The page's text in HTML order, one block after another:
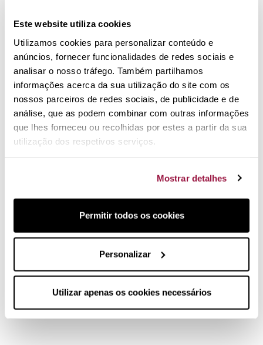
Este website utiliza cookies
Utilizamos cookies para personalizar conteúdo e
anúncios, fornecer funcionalidades de redes sociais e
analisar o nosso tráfego. Também partilhamos
informações acerca da sua utilização do site com os
nossos parceiros de redes sociais, de publicidade e de
análise, que as podem combinar com outras informações
que lhes forneceu ou recolhidas por estes a partir da sua
utilização dos respetivos serviços.
Mostrar detalhes
Permitir todos os cookies
Personalizar
Utilizar apenas os cookies necessários
Faca para Filetar curva de 18cm. Série Classic Ikon.
Garantia de 2 anos.
Sete dias para mudar de opinião.
Serviço pós-venda através do nosso telefone de
apoio ao cliente.
Cortes precisos que permitem extrair filetes
Curva de 18cm
Opiniões reais
Também poderá gostar